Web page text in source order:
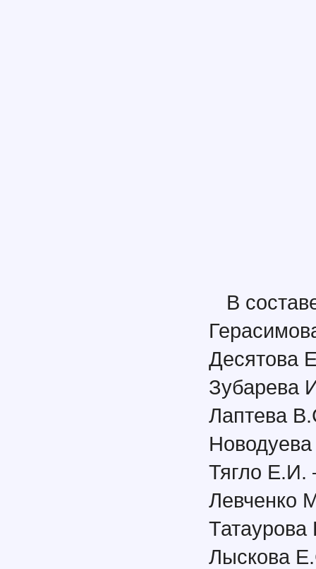
В
Десятова
Зубарева
Лаптева
Тягло Е.И.
Левченко
Татаурова
Лыскова